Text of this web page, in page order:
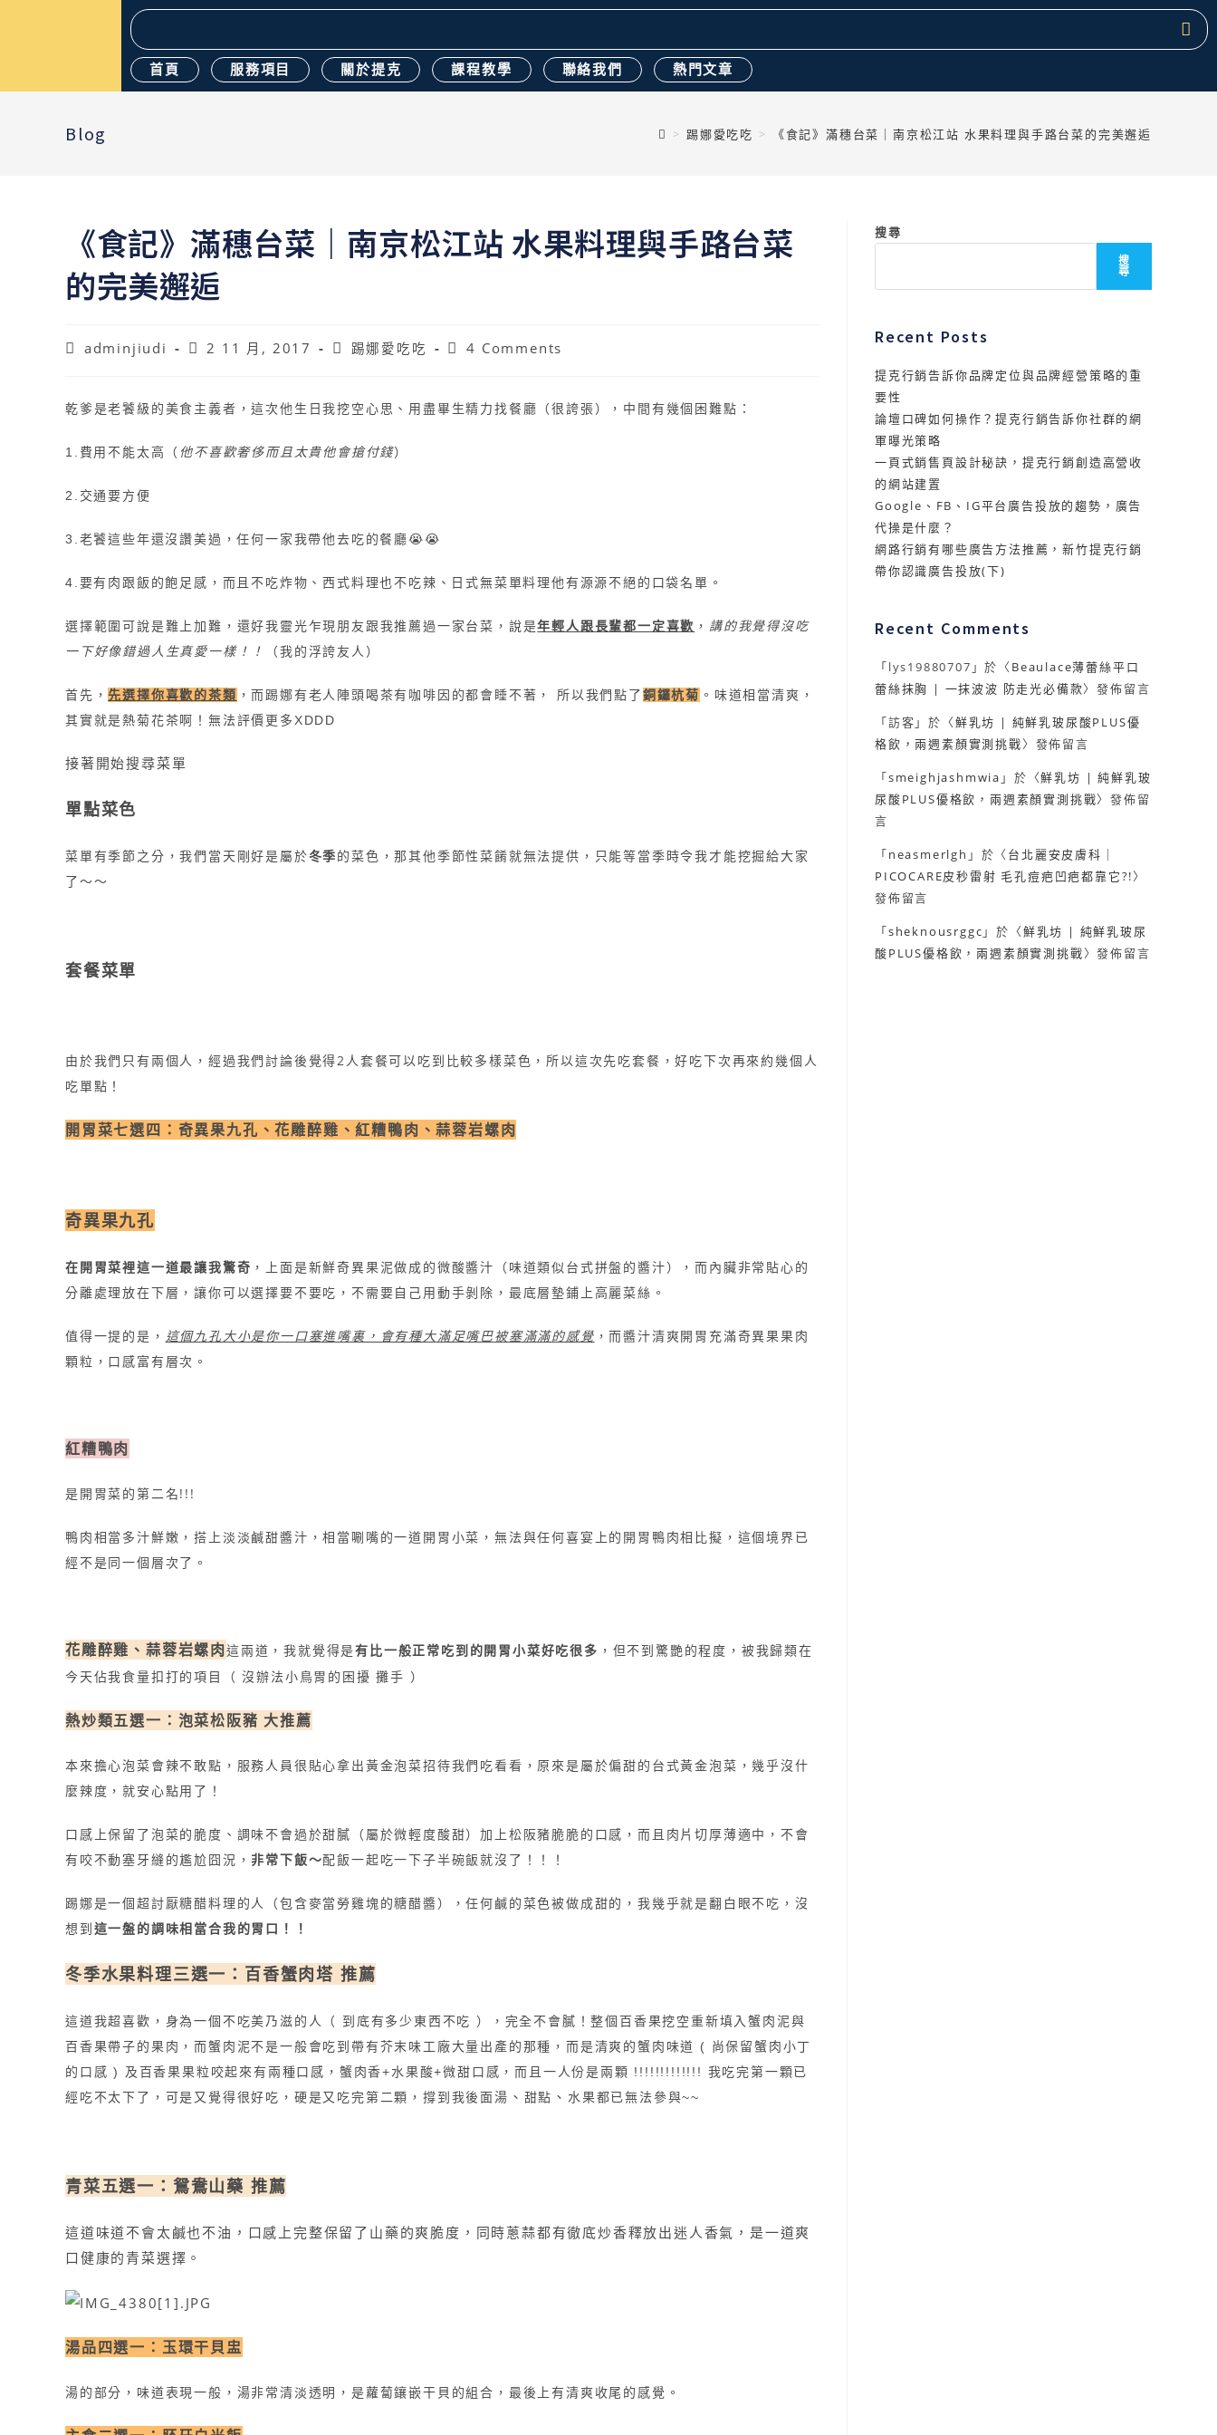
首頁 服務項目 關於提克 課程教學 聯絡我們 熱門文章
Blog > 踢娜愛吃吃 > 《食記》滿穗台菜｜南京松江站 水果料理與手路台菜的完美邂逅
《食記》滿穗台菜｜南京松江站 水果料理與手路台菜
的完美邂逅
adminjiudi 2 11 月, 2017 踢娜愛吃吃 4 Comments
乾爹是老饕級的美食主義者，這次他生日我挖空心思、用盡畢生精力找餐廳（很誇張），中間有幾個困難點：
1.費用不能太高（ 他不喜歡奢侈而且太貴他會搶付錢）
2.交通要方便
3.老饕這些年還沒讚美過，任何一家我帶他去吃的餐廳😭😭
4.要有肉跟飯的飽足感，而且不吃炸物、西式料理也不吃辣、日式無菜單料理他有源源不絕的口袋名單。
選擇範圍可說是難上加難，還好我靈光乍現朋友跟我推薦過一家台菜，說是年輕人跟長輩都一定喜歡 ， 講的我覺得沒吃
一下好像錯過人生真愛一樣！！
（我的浮誇友人）
首先，先選擇你喜歡的茶類 ，而踢娜有老人陣頭喝茶有咖啡因的都會睡不著， 所以我們點了銅鑼杭菊 。味道相當清爽，
其實就是熱菊花茶啊！無法評價更多XDDD
接著開始搜尋菜單
單點菜色
菜單有季節之分，我們當天剛好是屬於冬季的菜色，那其他季節性菜餚就無法提供，只能等當季時令我才能挖掘給大家
了～～
套餐菜單
由於我們只有兩個人，經過我們討論後覺得2人套餐可以吃到比較多樣菜色，所以這次先吃套餐，好吃下次再來約幾個人
吃單點！
開胃菜七選四：奇異果九孔、花雕醉雞、紅糟鴨肉、蒜蓉岩螺肉
奇異果九孔
在開胃菜裡這一道最讓我驚奇 ，上面是新鮮奇異果泥做成的微酸醬汁（味道類似台式拼盤的醬汁），而內臟非常貼心的
分離處理放在下層，讓你可以選擇要不要吃，不需要自己用動手剝除，最底層墊鋪上高麗菜絲。
值得一提的是， 這個九孔大小是你一口塞進嘴裏，會有種大滿足嘴巴被塞滿滿的感覺 ，而醬汁清爽開胃充滿奇異果果肉
顆粒，口感富有層次。
紅糟鴨肉
是開胃菜的第二名!!!
鴨肉相當多汁鮮嫩，搭上淡淡鹹甜醬汁，相當唰嘴的一道開胃小菜，無法與任何喜宴上的開胃鴨肉相比擬，這個境界已
經不是同一個層次了。
花雕醉雞、蒜蓉岩螺肉這兩道，我就覺得是有比一般正常吃到的開胃小菜好吃很多 ，但不到驚艷的程度，被我歸類在
今天佔我食量扣打的項目（ 沒辦法小鳥胃的困擾 攤手 ）
熱炒類五選一：泡菜松阪豬 大推薦
本來擔心泡菜會辣不敢點，服務人員很貼心拿出黃金泡菜招待我們吃看看，原來是屬於偏甜的台式黃金泡菜，幾乎沒什
麼辣度，就安心點用了！
口感上保留了泡菜的脆度、調味不會過於甜膩（屬於微輕度酸甜）加上松阪豬脆脆的口感，而且肉片切厚薄適中，不會
有咬不動塞牙縫的尷尬囧況，非常下飯～配飯一起吃一下子半碗飯就沒了！！！
踢娜是一個超討厭糖醋料理的人（包含麥當勞雞塊的糖醋醬），任何鹹的菜色被做成甜的，我幾乎就是翻白眼不吃，沒
想到這一盤的調味相當合我的胃口！！
冬季水果料理三選一：百香蟹肉塔 推薦
這道我超喜歡，身為一個不吃美乃滋的人（ 到底有多少東西不吃 ），完全不會膩！整個百香果挖空重新填入蟹肉泥與
百香果帶子的果肉，而蟹肉泥不是一般會吃到帶有芥末味工廠大量出產的那種，而是清爽的蟹肉味道 ( 尚保留蟹肉小丁
的口感 ) 及百香果果粒咬起來有兩種口感，蟹肉香+水果酸+微甜口感，而且一人份是兩顆 !!!!!!!!!!!!! 我吃完第一顆已
經吃不太下了，可是又覺得很好吃，硬是又吃完第二顆，撐到我後面湯 、 甜點 、水果都已無法參與~~
青菜五選一：鴛鴦山藥 推薦
這道味道不會太鹹也不油，口感上完整保留了山藥的爽脆度，同時蔥蒜都有徹底炒香釋放出迷人香氣，是一道爽
口健康的青菜選擇。
湯品四選一：玉環干貝盅
湯的部分，味道表現一般，湯非常清淡透明，是蘿蔔鑲嵌干貝的組合，最後上有清爽收尾的感覺。
搜尋
搜
尋
Recent Posts
提克行銷告訴你品牌定位與品牌經營策略的重
要性
論壇口碑如何操作？提克行銷告訴你社群的網
軍曝光策略
一頁式銷售頁設計秘訣，提克行銷創造高營收
的網站建置
Google、FB、IG平台廣告投放的趨勢，廣告
代操是什麼？
網路行銷有哪些廣告方法推薦，新竹提克行銷
帶你認識廣告投放(下)
Recent Comments
「lys19880707 」於〈 Beaulace薄蕾絲平口
蕾絲抹胸 | 一抹波波 防走光必備款〉發佈留言
「訪客 」於〈鮮乳坊 | 純鮮乳玻尿酸PLUS優
格飲，兩週素顏實測挑戰〉發佈留言
「smeighjashmwia 」於〈鮮乳坊 | 純鮮乳玻
尿酸PLUS優格飲，兩週素顏實測挑戰〉發佈留
言
「neasmerlgh 」於〈 台北麗安皮膚科｜
PICOCARE皮秒雷射 毛孔痘疤凹疤都靠它?!〉
發佈留言
「sheknousrggc 」於〈鮮乳坊 | 純鮮乳玻尿
酸PLUS優格飲，兩週素顏實測挑戰〉發佈留言